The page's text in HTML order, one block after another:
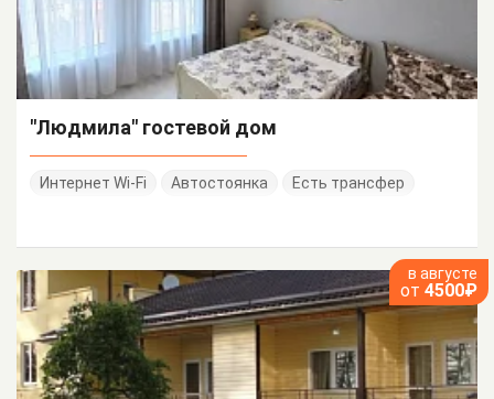
"Людмила" гостевой дом
Интернет Wi-Fi Автостоянка Есть трансфер
в августе
от 4500₽